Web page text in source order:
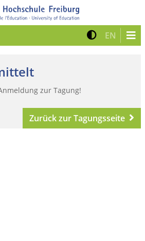
Kontrast
EN Zur
zur Tagung!
Zurück zur Tagungsseite